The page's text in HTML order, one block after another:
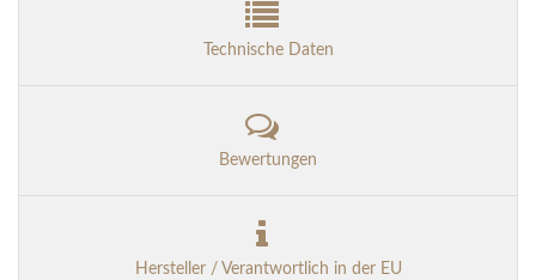
Technische Daten
Bewertungen
Hersteller / Verantwortlich in der EU